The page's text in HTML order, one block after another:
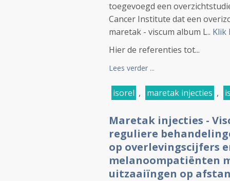
toegevoegd een
Cancer Institute dat een
maretak - viscum album L.. Klik
Hier de referenties tot...
Lees verder ...
isorel , maretak injecties ,
Maretak injecties -
reguliere
op overlevingscijfers
melanoompatiënten
uitzaaiïngen op